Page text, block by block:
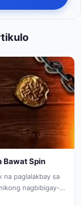
Bawat Spin
na paglalakbay sa
nagbibigay-